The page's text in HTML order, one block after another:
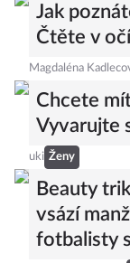
Jak
Čtěte v
Magdaléna
Chcete
Vyvarujte
uki Ženy
Beauty
vsází
fotbalisty